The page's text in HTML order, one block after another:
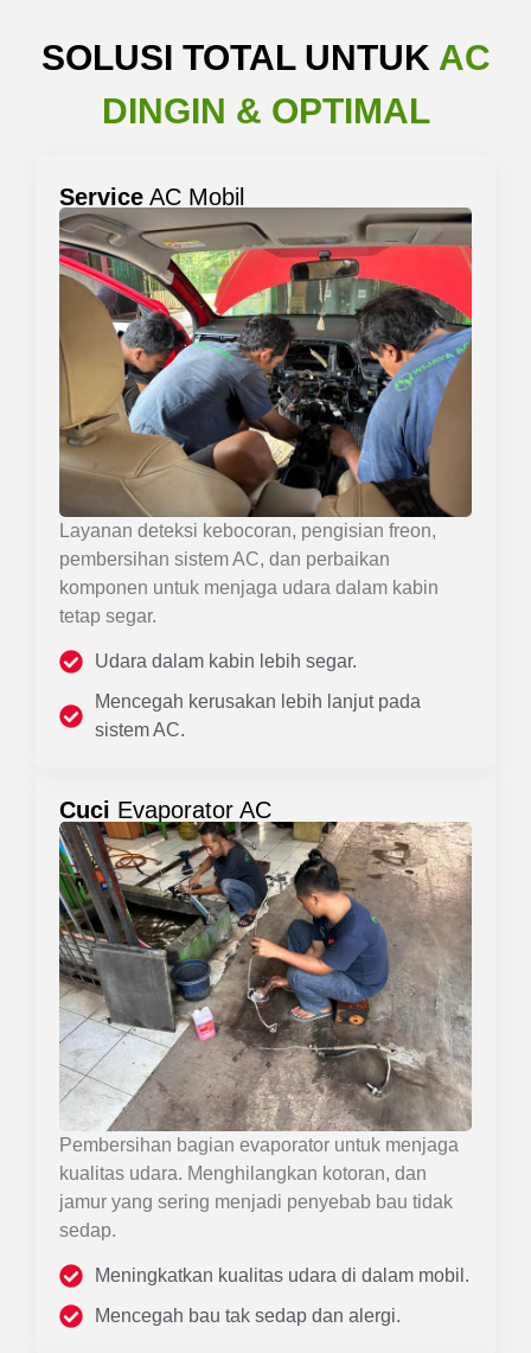
SOLUSI TOTAL UNTUK AC
DINGIN & OPTIMAL
Service AC Mobil
Layanan deteksi kebocoran, pengisian freon,
pembersihan sistem AC, dan perbaikan
komponen untuk menjaga udara dalam kabin
tetap segar.
Udara dalam kabin lebih segar.
Mencegah kerusakan lebih lanjut pada
sistem AC.
Cuci Evaporator AC
Pembersihan bagian evaporator untuk menjaga
kualitas udara. Menghilangkan kotoran, dan
jamur yang sering menjadi penyebab bau tidak
sedap.
Meningkatkan kualitas udara di dalam mobil.
Mencegah bau tak sedap dan alergi.